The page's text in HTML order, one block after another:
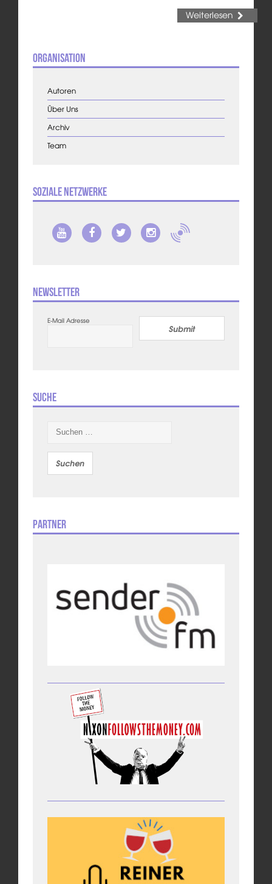
Weiterlesen
Organisation
Autoren
Über Uns
Archiv
Team
Soziale Netzwerke
Newsletter
E-Mail Adresse
Submit
Suche
nach:
Partner